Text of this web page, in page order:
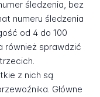
śledzenia, bez
numeru śledzenia
od 4 do 100
również sprawdzić
z nich są
Główne